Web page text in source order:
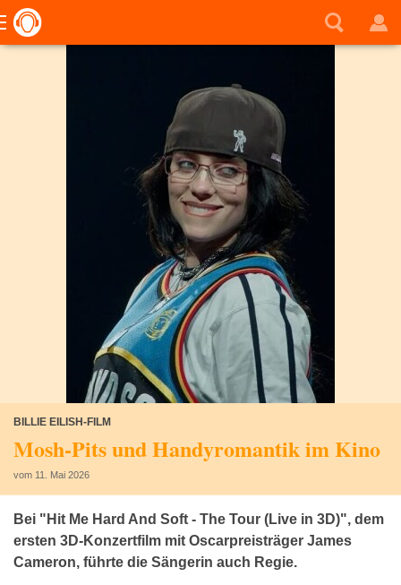
BILLIE EILISH-FILM
Mosh-Pits und Handyromantik im Kino
vom 11. Mai 2026
Bei "Hit Me Hard And Soft - The Tour (Live in 3D)", dem
ersten 3D-Konzertfilm mit Oscarpreisträger James
Cameron, führte die Sängerin auch Regie.